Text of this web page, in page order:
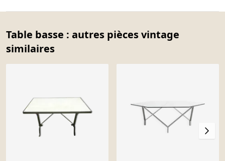
Table basse : autres pièces vintage
similaires